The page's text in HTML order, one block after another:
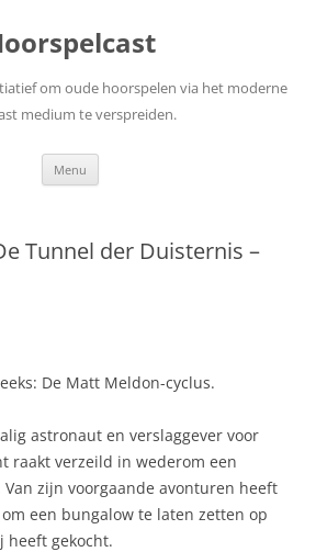
om oude hoorspelen via het moderne
medium te verspreiden.
Menu
Tunnel der Duisternis –
De Matt Meldon-cyclus.
astronaut en verslaggever voor
raakt verzeild in wederom een
zijn voorgaande avonturen heeft
een bungalow te laten zetten op
heeft gekocht.